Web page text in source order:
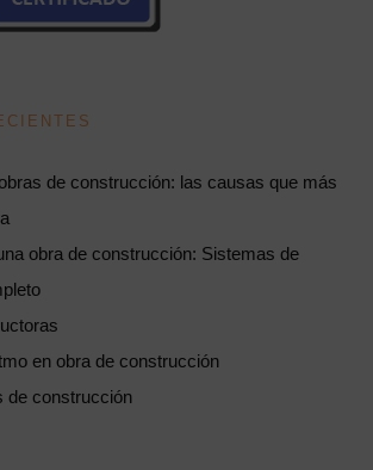
de construcción: las causas que más
obra de construcción: Sistemas de
en obra de construcción
de construcción